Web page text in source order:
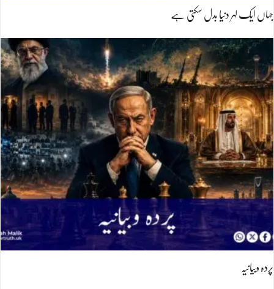
جہاں ایک لہر دنیا بدل سکتی ہے
پردہ وبیانیہ